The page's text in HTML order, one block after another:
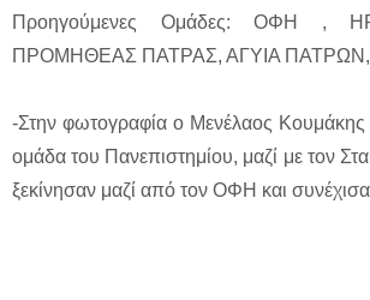
Προηγούμενες Ομάδες: ΟΦΗ ,
ΠΡΟΜΗΘΕΑΣ ΠΑΤΡΑΣ, ΑΓΥΙΑ
-Στην φωτογραφία ο Μενέλαος Κουμάκης
ομάδα του Πανεπιστημίου, μαζί με τον
ξεκίνησαν μαζί από τον ΟΦΗ και